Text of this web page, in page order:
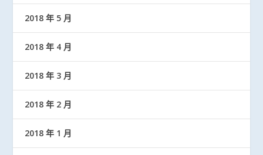
2018 年 5 月
2018 年 4 月
2018 年 3 月
2018 年 2 月
2018 年 1 月